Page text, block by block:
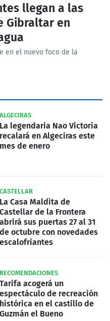
llegan a las
Gibraltar en
en el nuevo foco de la
ALGECIRAS
La legendaria Nao Victoria
recalará en Algeciras este
mes de enero
CASTELLAR
La Casa Maldita de
Castellar de la Frontera
abrirá sus puertas 27 al 31
de octubre con novedades
escalofriantes
RECOMENDACIONES
Tarifa acogerá un
espectáculo de recreación
histórica en el castillo de
Guzmán el Bueno